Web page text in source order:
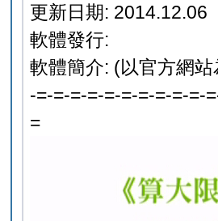
更新日期: 2014.12.06
軟體發行:
軟體簡介: (以官方網站
-=-=-=-=-=-=-=-=-=-=-
=